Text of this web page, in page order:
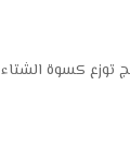
توزع كسوة الشتاء